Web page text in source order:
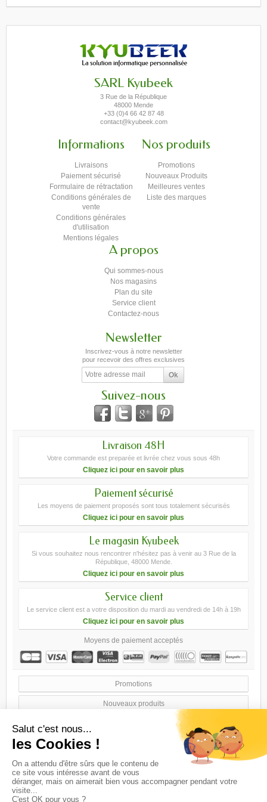
SARL Kyubeek
3 Rue de la République
48000 Mende
+33 (0)4 66 42 87 48
contact@kyubeek.com
Informations
Livraisons
Paiement sécurisé
Formulaire de rétractation
Conditions générales de
vente
Conditions générales
d'utilisation
Mentions légales
Nos produits
Promotions
Nouveaux Produits
Meilleures ventes
Liste des marques
A propos
Qui sommes-nous
Nos magasins
Plan du site
Service client
Contactez-nous
Newsletter
Inscrivez-vous à notre newsletter
pour recevoir des offres exclusives
Suivez-nous
Livraison 48H
Votre commande est preparée et livrée chez vous sous 48h
Cliquez ici pour en savoir plus
Paiement sécurisé
Les moyens de paiement proposés sont tous totalement sécurisés
Cliquez ici pour en savoir plus
Le magasin Kyubeek
Si vous souhaitez nous rencontrer n'hésitez pas à venir au 3 Rue de la
République, 48000 Mende.
Cliquez ici pour en savoir plus
Service client
Le service client est a votre disposition du mardi au vendredi de 14h à 19h
Cliquez ici pour en savoir plus
Moyens de paiement acceptés
Promotions
Nouveaux produits
Contactez-nous
Conditions générales de ventes